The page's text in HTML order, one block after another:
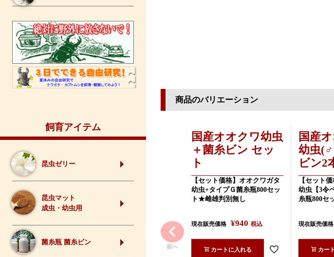
飼育アイテム
昆虫ゼリー
昆虫マット
成虫・幼虫用
菌糸瓶 菌糸ビン
商品のバリエーション
前へ
国産オオクワ幼虫
＋菌糸ビン セッ
ト
【セット価格】オオクワガタ
幼虫+タイプＧ菌糸瓶800セッ
ト★雌雄判別無し
現在販売価格 ¥940 税込
カートに入れる
国産
幼虫
ビン2
【セット
幼虫【3令
糸瓶800セ
現在販売価格
カー